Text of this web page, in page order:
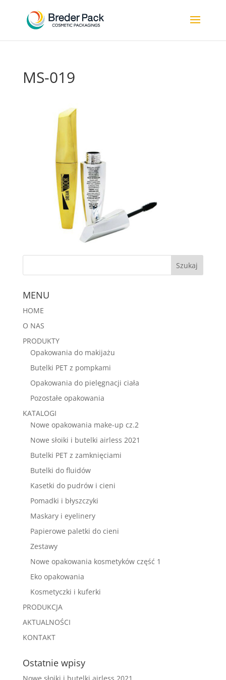
MS-019
MENU
HOME
O NAS
PRODUKTY
Opakowania do makijażu
Butelki PET z pompkami
Opakowania do pielęgnacji ciała
Pozostałe opakowania
KATALOGI
Nowe opakowania make-up cz.2
Nowe słoiki i butelki airless 2021
Butelki PET z zamknięciami
Butelki do fluidów
Kasetki do pudrów i cieni
Pomadki i błyszczyki
Maskary i eyelinery
Papierowe paletki do cieni
Zestawy
Nowe opakowania kosmetyków część 1
Eko opakowania
Kosmetyczki i kuferki
PRODUKCJA
AKTUALNOŚCI
KONTAKT
Ostatnie wpisy